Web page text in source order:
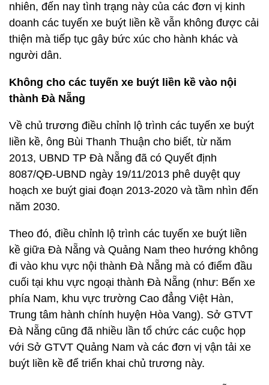
nhiên, đến nay tình trạng này của các đơn vị kinh
doanh các tuyến xe buýt liền kề vẫn không được cải
thiện mà tiếp tục gây bức xúc cho hành khác và
người dân.
Không cho các tuyến xe buýt liền kề vào nội
thành Đà Nẵng
Về chủ trương điều chỉnh lộ trình các tuyến xe buýt
liền kề, ông Bùi Thanh Thuận cho biết, từ năm
2013, UBND TP Đà Nẵng đã có Quyết định
8087/QĐ-UBND ngày 19/11/2013 phê duyệt quy
hoạch xe buýt giai đoạn 2013-2020 và tầm nhìn đến
năm 2030.
Theo đó, điều chỉnh lộ trình các tuyến xe buýt liền
kề giữa Đà Nẵng và Quảng Nam theo hướng không
đi vào khu vực nội thành Đà Nẵng mà có điểm đầu
cuối tại khu vực ngoại thành Đà Nẵng (như: Bến xe
phía Nam, khu vực trường Cao đẳng Việt Hàn,
Trung tâm hành chính huyện Hòa Vang). Sở GTVT
Đà Nẵng cũng đã nhiều lần tổ chức các cuộc họp
với Sở GTVT Quảng Nam và các đơn vị vận tải xe
buýt liền kề để triển khai chủ trương này.